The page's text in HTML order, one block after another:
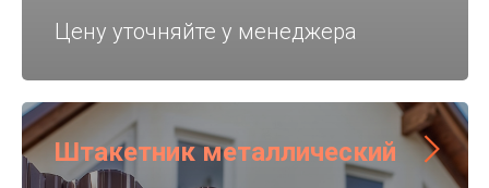
Цену уточняйте у менеджера
Штакетник металлический